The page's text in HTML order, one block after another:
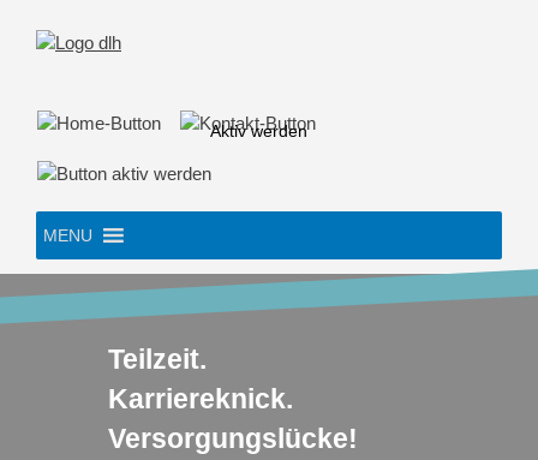
Aktiv werden
MENU
Teilzeit.
Karriereknick.
Versorgungslücke!